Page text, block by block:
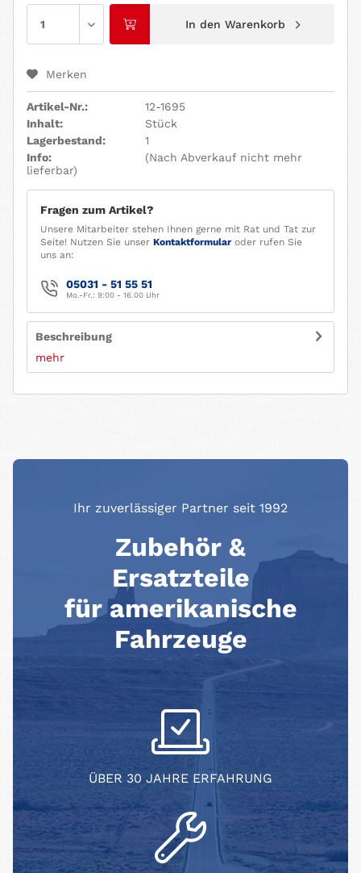
In den Warenkorb
Merken
Artikel-Nr.:
12-1695
Inhalt:
Stück
Lagerbestand:
1
Info:
(Nach Abverkauf nicht mehr
lieferbar)
Fragen zum Artikel?
Unsere Mitarbeiter stehen Ihnen gerne mit Rat und Tat zur
Seite! Nutzen Sie unser Kontaktformular oder rufen Sie
uns an:
05031 - 51 55 51
Mo.-Fr.: 9:00 - 16.00 Uhr
Beschreibung
mehr
Ihr zuverlässiger Partner seit 1992
Zubehör &
Ersatzteile
für amerikanische
Fahrzeuge
ÜBER 30 JAHRE ERFAHRUNG